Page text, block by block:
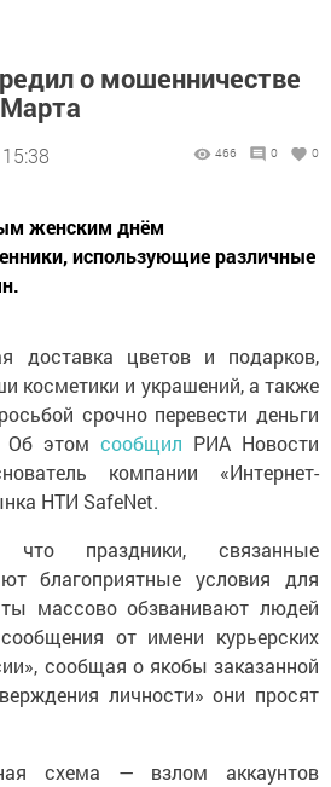
о мошенничестве
466 0 0
женским днём
использующие различные
доставка цветов и подарков,
косметики и украшений, а также
срочно перевести деньги
Об этом сообщил РИА Новости
компании «Интернет-
НТИ SafeNet.
что праздники, связанные
благоприятные условия для
массово обзванивают людей
от имени курьерских
сообщая о якобы заказанной
личности» они просят
схема — взлом аккаунтов